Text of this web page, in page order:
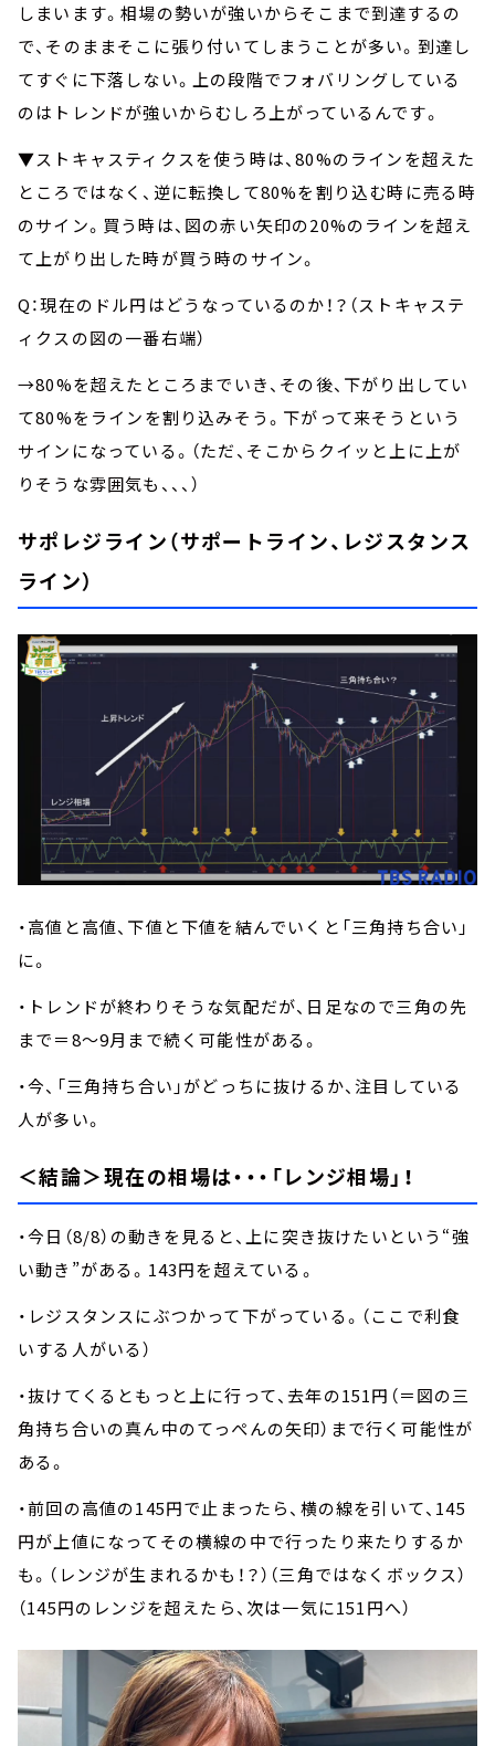
しまいます。相場の勢いが強いからそこまで到達するの
で、そのままそこに張り付いてしまうことが多い。到達し
てすぐに下落しない。上の段階でフォバリングしている
のはトレンドが強いからむしろ上がっているんです。
▼ストキャスティクスを使う時は、80%のラインを超えた
ところではなく、逆に転換して80%を割り込む時に売る時
のサイン。買う時は、図の赤い矢印の20%のラインを超え
て上がり出した時が買う時のサイン。
Q：現在のドル円はどうなっているのか！？（ストキャステ
ィクスの図の一番右端）
→80%を超えたところまでいき、その後、下がり出してい
て80%をラインを割り込みそう。下がって来そうという
サインになっている。（ただ、そこからクイッと上に上が
りそうな雰囲気も、、、）
サポレジライン（サポートライン、レジスタンス
ライン）
・高値と高値、下値と下値を結んでいくと「三角持ち合い」
に。
・トレンドが終わりそうな気配だが、日足なので三角の先
まで＝8～9月まで続く可能性がある。
・今、「三角持ち合い」がどっちに抜けるか、注目している
人が多い。
＜結論＞現在の相場は・・・「レンジ相場」！
・今日（8/8）の動きを見ると、上に突き抜けたいという“強
い動き”がある。143円を超えている。
・レジスタンスにぶつかって下がっている。（ここで利食
いする人がいる）
・抜けてくるともっと上に行って、去年の151円（＝図の三
角持ち合いの真ん中のてっぺんの矢印）まで行く可能性が
ある。
・前回の高値の145円で止まったら、横の線を引いて、145
円が上値になってその横線の中で行ったり来たりするか
も。（レンジが生まれるかも！？）（三角ではなくボックス）
（145円のレンジを超えたら、次は一気に151円へ）